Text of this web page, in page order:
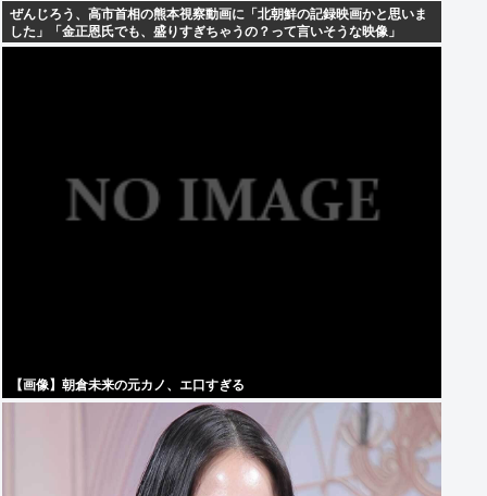
ぜんじろう、高市首相の熊本視察動画に「北朝鮮の記録映画かと思いま
した」「金正恩氏でも、盛りすぎちゃうの？って言いそうな映像」
【画像】朝倉未来の元カノ、エ口すぎる